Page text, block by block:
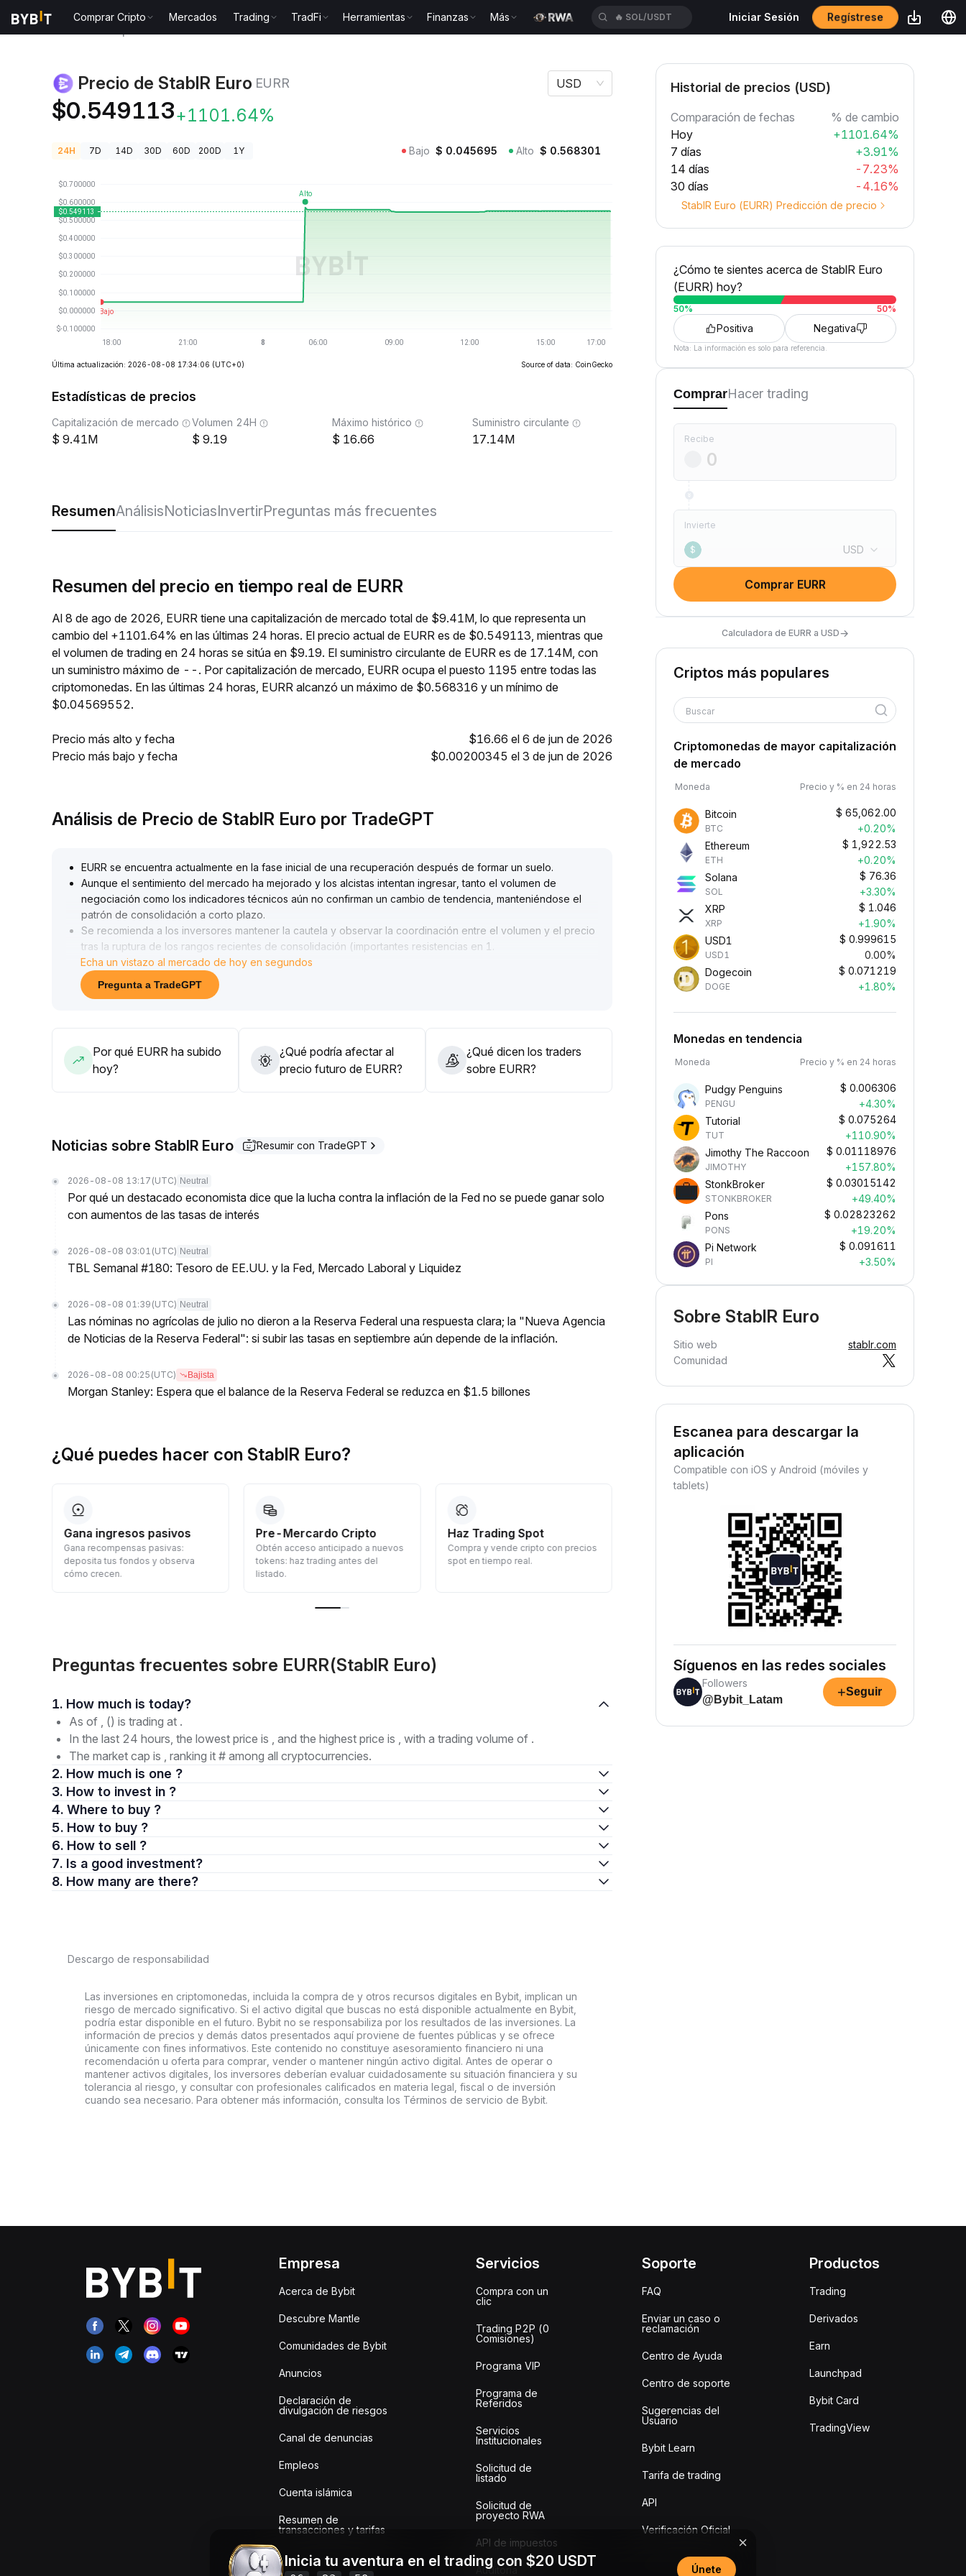
Comprar Cripto Mercados Trading TradFi Herramientas Finanzas Más 🔥 SOL/USDT Iniciar Sesión Regístrese
Precio de StablR Euro EURR
$0.549113+1101.64%
USD
24H 7D 14D 30D 60D 200D 1Y Bajo $ 0.045695 Alto $ 0.568301
Última actualización: 2026-08-08 17:34:06 (UTC+0) Source of data: CoinGecko
Estadísticas de precios
Capitalización de mercado
9.41M
Volumen 24H
9.19
Máximo histórico
16.66
Suministro circulante
17.14M
ResumenAnálisisNoticiasInvertirPreguntas más frecuentes
Resumen del precio en tiempo real de EURR
Al 8 de ago de 2026, EURR tiene una capitalización de mercado total de $9.41M, lo que representa un
cambio del +1101.64% en las últimas 24 horas. El precio actual de EURR es de $0.549113, mientras que
el volumen de trading en 24 horas se sitúa en $9.19. El suministro circulante de EURR es de 17.14M, con
un suministro máximo de --. Por capitalización de mercado, EURR ocupa el puesto 1195 entre todas las
criptomonedas. En las últimas 24 horas, EURR alcanzó un máximo de $0.568316 y un mínimo de
$0.04569552.
Precio más alto y fecha
$16.66 el 6 de jun de 2026
Precio más bajo y fecha
$0.00200345 el 3 de jun de 2026
Análisis de Precio de StablR Euro por TradeGPT
EURR se encuentra actualmente en la fase inicial de una recuperación después de formar un suelo.
Aunque el sentimiento del mercado ha mejorado y los alcistas intentan ingresar, tanto el volumen de
negociación como los indicadores técnicos aún no confirman un cambio de tendencia, manteniéndose el
patrón de consolidación a corto plazo.
Se recomienda a los inversores mantener la cautela y observar la coordinación entre el volumen y el precio
tras la ruptura de los rangos recientes de consolidación (importantes resistencias en 1
1430 y soportes en 1.
1280)
Solo tras una clara formación de medias móviles alcistas y ruptura con aumento de volumen se debe
Echa un vistazo al mercado de hoy en segundos
Pregunta a TradeGPT
Por qué EURR ha subido
hoy?
¿Qué podría afectar al
precio futuro de EURR?
¿Qué dicen los traders
sobre EURR?
Noticias sobre StablR Euro Resumir con TradeGPT
2026-08-08 13:17 (UTC) Neutral
Por qué un destacado economista dice que la lucha contra la inflación de la Fed no se puede ganar solo
con aumentos de las tasas de interés
2026-08-08 03:01 (UTC) Neutral
TBL Semanal #180: Tesoro de EE.UU. y la Fed, Mercado Laboral y Liquidez
2026-08-08 01:39 (UTC) Neutral
Las nóminas no agrícolas de julio no dieron a la Reserva Federal una respuesta clara; la "Nueva Agencia
de Noticias de la Reserva Federal": si subir las tasas en septiembre aún depende de la inflación.
2026-08-08 00:25 (UTC) Bajista
Morgan Stanley: Espera que el balance de la Reserva Federal se reduzca en $1.5 billones
¿Qué puedes hacer con StablR Euro?
Gana ingresos pasivos
Gana recompensas pasivas:
deposita tus fondos y observa
cómo crecen.
Pre-Mercardo Cripto
Obtén acceso anticipado a nuevos
tokens: haz trading antes del
listado.
Haz Trading Spot
Compra y vende cripto con precios
spot en tiempo real.
Convierte criptos sin coste: rápido,
Gana ingresos pasivos
Gana recompensas pasivas:
deposita tus fondos y observa
cómo crecen.
Preguntas frecuentes sobre EURR(StablR Euro)
1. How much is today?
As of , () is trading at .
In the last 24 hours, the lowest price is , and the highest price is , with a trading volume of .
The market cap is , ranking it # among all cryptocurrencies.
2. How much is one ?
3. How to invest in ?
4. Where to buy ?
5. How to buy ?
6. How to sell ?
7. Is a good investment?
8. How many are there?
Descargo de responsabilidad
Las inversiones en criptomonedas, incluida la compra de y otros recursos digitales en Bybit, implican un
riesgo de mercado significativo. Si el activo digital que buscas no está disponible actualmente en Bybit,
podría estar disponible en el futuro. Bybit no se responsabiliza por los resultados de las inversiones. La
información de precios y demás datos presentados aquí proviene de fuentes públicas y se ofrece
únicamente con fines informativos. Este contenido no constituye asesoramiento financiero ni una
recomendación u oferta para comprar, vender o mantener ningún activo digital. Antes de operar o
mantener activos digitales, los inversores deberían evaluar cuidadosamente su situación financiera y su
tolerancia al riesgo, y consultar con profesionales calificados en materia legal, fiscal o de inversión
cuando sea necesario. Para obtener más información, consulta los Términos de servicio de Bybit.
Historial de precios (USD)
Comparación de fechas
% de cambio
Hoy
+1101.64%
7 días
+3.91%
14 días
-7.23%
30 días
-4.16%
StablR Euro (EURR) Predicción de precio
¿Cómo te sientes acerca de StablR Euro
(EURR) hoy?
50% 50%
Positiva Negativa
Nota: La información es solo para referencia.
ComprarHacer trading
Recibe
Invierte
$ USD
Comprar EURR
Calculadora de EURR a USD→
Criptos más populares
Buscar
Criptomonedas de mayor capitalización
de mercado
Moneda Precio y % en 24 horas
Bitcoin
BTC
$ 65,062.00
+0.20%
Ethereum
ETH
$ 1,922.53
+0.20%
Solana
SOL
$ 76.36
+3.30%
XRP
XRP
$ 1.046
+1.90%
USD1
USD1
$ 0.999615
0.00%
Dogecoin
DOGE
$ 0.071219
+1.80%
Monedas en tendencia
Moneda Precio y % en 24 horas
Pudgy Penguins
PENGU
$ 0.006306
+4.30%
Tutorial
TUT
$ 0.075264
+110.90%
Jimothy The Raccoon
JIMOTHY
$ 0.01118976
+157.80%
StonkBroker
STONKBROKER
$ 0.03015142
+49.40%
Pons
PONS
$ 0.02823262
+19.20%
Pi Network
PI
$ 0.091611
+3.50%
Sobre StablR Euro
Sitio web
stablr.com
Comunidad
Escanea para descargar la
aplicación
Compatible con iOS y Android (móviles y
tablets)
Síguenos en las redes sociales
Followers
@Bybit_Latam
+Seguir
Empresa
Acerca de Bybit
Descubre Mantle
Comunidades de Bybit
Anuncios
Declaración de
divulgación de riesgos
Canal de denuncias
Empleos
Cuenta islámica
Resumen de
transacciones y tarifas
Servicios
Compra con un
clic
Trading P2P (0
Comisiones)
Programa VIP
Programa de
Referidos
Servicios
Institucionales
Solicitud de
listado
Solicitud de
proyecto RWA
API de impuestos
Auditoría
Soporte
FAQ
Enviar un caso o
reclamación
Centro de Ayuda
Centro de soporte
Sugerencias del
Usuario
Bybit Learn
Tarifa de trading
API
Verificación Oficial
Productos
Trading
Derivados
Earn
Launchpad
Bybit Card
TradingView
Inicia tu aventura en el trading con $20 USDT Únete